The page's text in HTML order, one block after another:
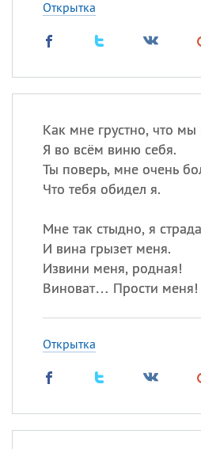
Открытка
Как мне грустно, что мы
Я во всём виню себя.
Ты поверь, мне очень
Что тебя обидел я.
Мне так стыдно, я
И вина грызет меня.
Извини меня, родная!
Виноват… Прости меня!
Открытка